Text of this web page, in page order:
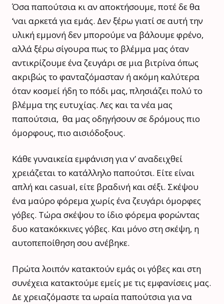
Όσα παπούτσια κι αν αποκτήσουμε, ποτέ δε θα
‘ναι αρκετά για εμάς. Δεν ξέρω γιατί σε αυτή την
υλική εμμονή δεν μπορούμε να βάλουμε φρένο,
αλλά ξέρω σίγουρα πως το βλέμμα μας όταν
αντικρίζουμε ένα ζευγάρι σε μια βιτρίνα όπως
ακριβώς το φανταζόμασταν ή ακόμη καλύτερα
όταν κοσμεί ήδη το πόδι μας, πλησιάζει πολύ το
βλέμμα της ευτυχίας. Λες και τα νέα μας
παπούτσια, θα μας οδηγήσουν σε δρόμους πιο
όμορφους, πιο αισιόδοξους.
Κάθε γυναικεία εμφάνιση για ν’ αναδειχθεί
χρειάζεται το κατάλληλο παπούτσι. Είτε είναι
απλή και casual, είτε βραδινή και σέξι. Σκέψου
ένα μαύρο φόρεμα χωρίς ένα ζευγάρι όμορφες
γόβες. Τώρα σκέψου το ίδιο φόρεμα φορώντας
δυο κατακόκκινες γόβες. Και μόνο στη σκέψη, η
αυτοπεποίθηση σου ανέβηκε.
Πρώτα λοιπόν κατακτούν εμάς οι γόβες και στη
συνέχεια κατακτούμε εμείς με τις εμφανίσεις μας.
Δε χρειαζόμαστε τα ωραία παπούτσια για να